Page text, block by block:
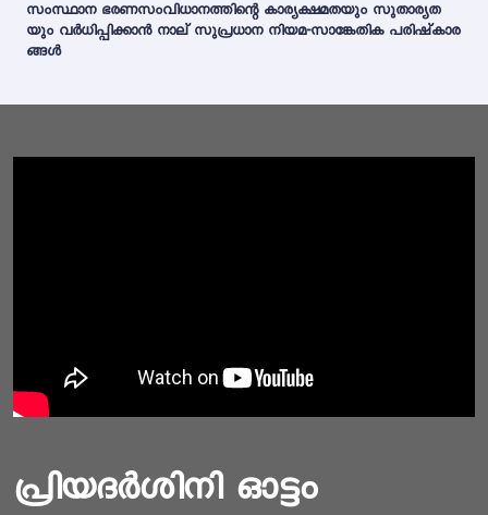
സംസ്ഥാന ഭരണസംവിധാനത്തിന്റെ കാര്യക്ഷമതയും സുതാര്യത
യും വർധിപ്പിക്കാൻ നാല് സുപ്രധാന നിയമ-സാങ്കേതിക പരിഷ്‌കാര
ങ്ങൾ
പ്രിയദർശിനി ഓട്ടം